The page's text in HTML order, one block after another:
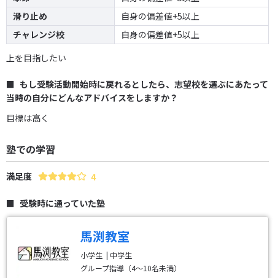
滑り止め
自身の偏差値+5以上
チャレンジ校
自身の偏差値+5以上
上を目指したい
もし受験活動開始時に戻れるとしたら、志望校を選ぶにあたって
当時の自分にどんなアドバイスをしますか？
目標は高く
塾での学習
満足度 4
受験時に通っていた塾
馬渕教室
小学生
中学生
グループ指導（4～10名未満）